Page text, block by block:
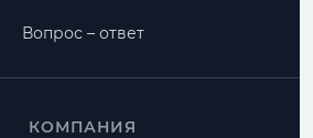
Вопрос – ответ
КОМПАНИЯ